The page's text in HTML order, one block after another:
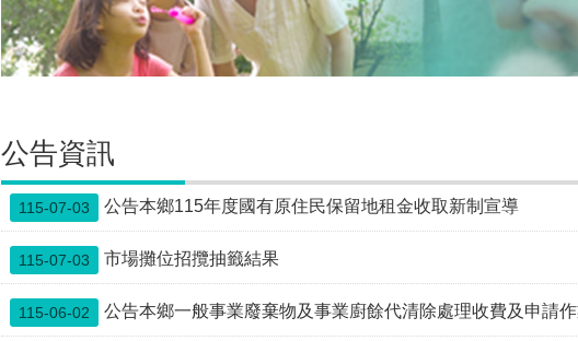
公告資訊
115-07-03 公告本鄉115年度國有原住民保留地租金收取新制宣導
115-07-03 市場攤位招攬抽籤結果
115-06-02 公告本鄉一般事業廢棄物及事業廚餘代清除處理收費及申請作